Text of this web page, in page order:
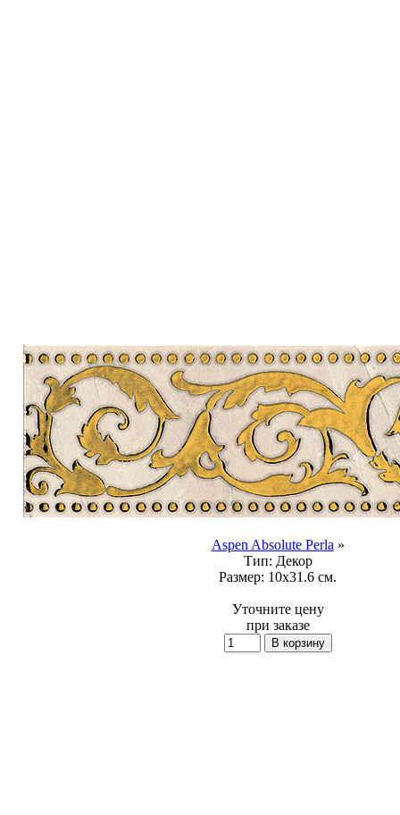
Aspen Absolute Perla »
Тип: Декор
Размер: 10x31.6 см.
Уточните цену
при заказе